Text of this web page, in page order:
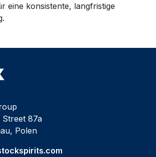
eine konsistente, langfristige
87a
Polen